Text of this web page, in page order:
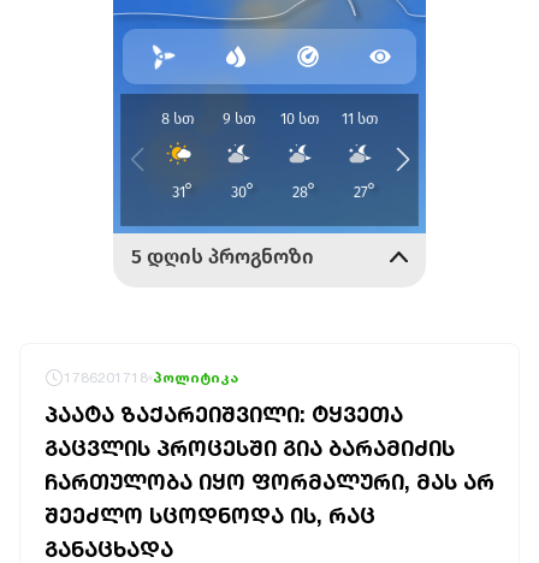
1786201718 პოლიტიკა
ᲞᲐᲐᲢᲐ ᲖᲐᲥᲐᲠᲔᲘᲨᲕᲘᲚᲘ: ᲢᲧᲕᲔᲗᲐ
ᲒᲐᲪᲕᲚᲘᲡ ᲞᲠᲝᲪᲔᲡᲨᲘ ᲒᲘᲐ ᲑᲐᲠᲐᲛᲘᲫᲘᲡ
ᲩᲐᲠᲗᲣᲚᲝᲑᲐ ᲘᲧᲝ ᲤᲝᲠᲛᲐᲚᲣᲠᲘ, ᲛᲐᲡ ᲐᲠ
ᲨᲔᲔᲫᲚᲝ ᲡᲪᲝᲓᲜᲝᲓᲐ ᲘᲡ, ᲠᲐᲪ
ᲒᲐᲜᲐᲪᲮᲐᲓᲐ